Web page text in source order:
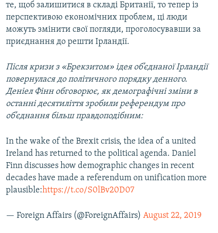
те, щоб залишитися в складі Британії, то тепер із
перспективою економічних проблем, ці люди
можуть змінити свої погляди, проголосувавши за
приєднання до решти Ірландії.
Після кризи з «Брекзитом» ідея об’єднаної Ірландії
повернулася до політичного порядку денного.
Деніел Фінн обговорює, як демографічні зміни в
останні десятиліття зробили референдум про
об’єднання більш правдоподібним:
In the wake of the Brexit crisis, the idea of a united
Ireland has returned to the political agenda. Daniel
Finn discusses how demographic changes in recent
decades have made a referendum on unification more
plausible:https://t.co/S0lBv20D07
— Foreign Affairs (@ForeignAffairs) August 22, 2019